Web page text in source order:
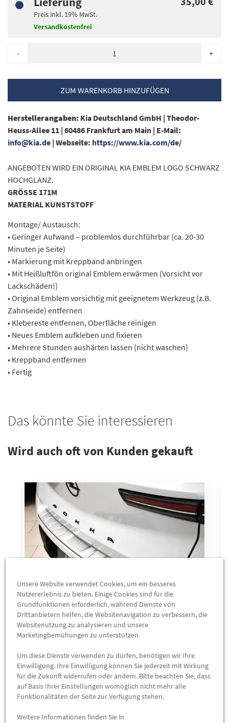
Preis inkl. 19% MwSt.
Versandkostenfrei
- +
ZUM WARENKORB HINZUFÜGEN
Herstellerangaben: Kia Deutschland GmbH | Theodor-
Heuss-Allee 11 | 60486 Frankfurt am Main | E-Mail:
info@kia.de | Webseite: https://www.kia.com/de/
ANGEBOTEN WIRD EIN ORIGINAL KIA EMBLEM LOGO SCHWARZ
HOCHGLANZ.
GRÖSSE 171M
MATERIAL KUNSTSTOFF
Montage/ Austausch:
• Geringer Aufwand – problemlos durchführbar (ca. 20-30
Minuten je Seite)
• Markierung mit Kreppband anbringen
• Mit Heißluftfön original Emblem erwärmen (Vorsicht vor
Lackschäden!)
• Original Emblem vorsichtig mit geeignetem Werkzeug (z.B.
Zahnseide) entfernen
• Klebereste entfernen, Oberfläche reinigen
• Neues Emblem aufkleben und fixieren
• Mehrere Stunden aushärten lassen (nicht waschen)
• Kreppband entfernen
• Fertig
Das könnte Sie interessieren
Wird auch oft von Kunden gekauft
Original Opel Mokka B Ladekantenschutz
Leiste Aluminium Gebürstet 9841381080
NEU
113,50 €
ZUM PRODUKT
Unsere Website verwendet Cookies, um ein besseres
Nutzererlebnis zu bieten. Einige Cookies sind für die
Grundfunktionen erforderlich, während Dienste von
Drittanbietern helfen, die Websitenavigation zu verbessern, die
Websitenutzung zu analysieren und unsere
Marketingbemühungen zu unterstützen.
Um diese Dienste verwenden zu dürfen, benötigen wir Ihre
Einwilligung. Ihre Einwilligung können Sie jederzeit mit Wirkung
für die Zukunft widerrufen oder ändern. Bitte beachten Sie, dass
auf Basis Ihrer Einstellungen womöglich nicht mehr alle
Funktionalitäten der Seite zur Verfügung stehen.
Weitere Informationen finden Sie in